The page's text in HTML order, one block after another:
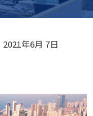
年6月 7日